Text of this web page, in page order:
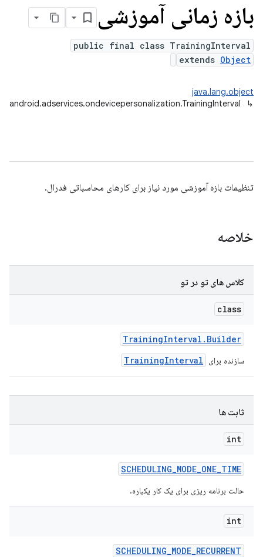
بازه زمانی آموزشی
public final class TrainingInterval
extends Object
java.lang.object
↳
android.adservices.ondevicepersonalization.TrainingInterval
تنظیمات بازه آموزشی مورد نیاز برای کارهای محاسباتی فدرال.
خلاصه
کلاس های تو در تو
class
TrainingInterval . Builder
سازنده برای TrainingInterval
ثابت ها
int
SCHEDULING_MODE_ONE_TIME
حالت برنامه ریزی برای یک کار یکباره.
int
SCHEDULING_MODE_RECURRENT